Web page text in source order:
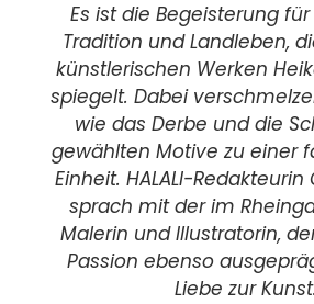
Es ist die Begeisterung
Tradition und Landleben,
künstlerischen Werken
spiegelt. Dabei
wie das Derbe und die
gewählten Motive zu einer
Einheit. HALALI-
sprach mit der im
Malerin und Illustratorin,
Passion ebenso
Liebe zur Kunst.